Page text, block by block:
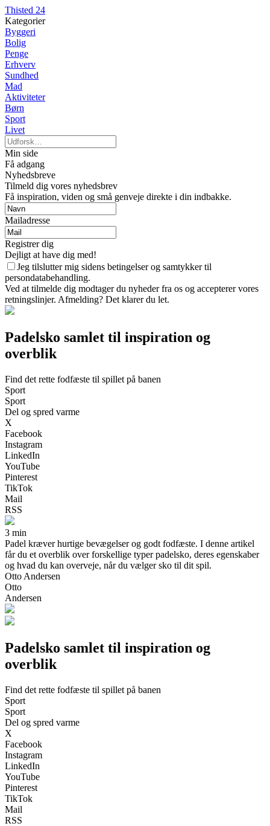
Thisted 24
Kategorier
Byggeri
Bolig
Penge
Erhverv
Sundhed
Mad
Aktiviteter
Børn
Sport
Livet
Min side
Få adgang
Nyhedsbreve
Tilmeld dig vores nyhedsbrev
Få inspiration, viden og små genveje direkte i din indbakke.
Mailadresse
Registrer dig
Dejligt at have dig med!
Jeg tilslutter mig sidens betingelser og samtykker til
persondatabehandling.
Ved at tilmelde dig modtager du nyheder fra os og accepterer vores
retningslinjer. Afmelding? Det klarer du let.
Padelsko samlet til inspiration og
overblik
Find det rette fodfæste til spillet på banen
Sport
Sport
Del og spred varme
X
Facebook
Instagram
LinkedIn
YouTube
Pinterest
TikTok
Mail
RSS
3 min
Padel kræver hurtige bevægelser og godt fodfæste. I denne artikel
får du et overblik over forskellige typer padelsko, deres egenskaber
og hvad du kan overveje, når du vælger sko til dit spil.
Otto Andersen
Otto
Andersen
Padelsko samlet til inspiration og
overblik
Find det rette fodfæste til spillet på banen
Sport
Sport
Del og spred varme
X
Facebook
Instagram
LinkedIn
YouTube
Pinterest
TikTok
Mail
RSS